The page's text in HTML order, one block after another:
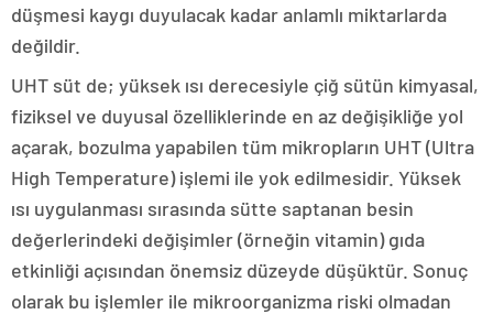
düşmesi kaygı duyulacak kadar anlamlı miktarlarda
değildir.
UHT süt de; yüksek ısı derecesiyle çiğ sütün kimyasal,
fiziksel ve duyusal özelliklerinde en az değişikliğe yol
açarak, bozulma yapabilen tüm mikropların UHT (Ultra
High Temperature) işlemi ile yok edilmesidir. Yüksek
ısı uygulanması sırasında sütte saptanan besin
değerlerindeki değişimler (örneğin vitamin) gıda
etkinliği açısından önemsiz düzeyde düşüktür. Sonuç
olarak bu işlemler ile mikroorganizma riski olmadan